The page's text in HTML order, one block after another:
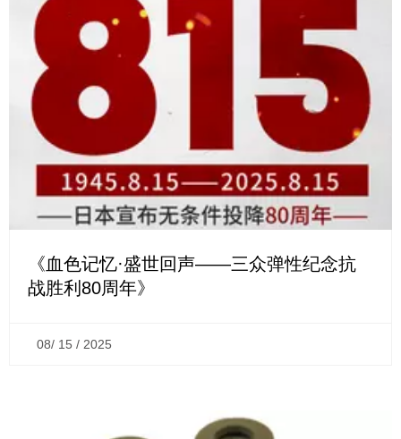
《血色记忆·盛世回声——三众弹性纪念抗
战胜利80周年》
08/ 15 / 2025